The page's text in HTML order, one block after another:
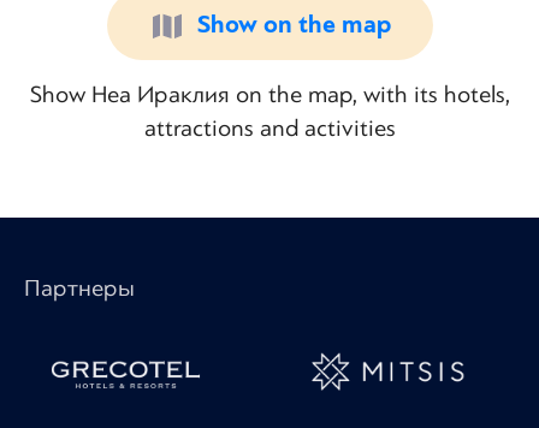
Show on the map
Show Неа Ираклия on the map, with its hotels,
attractions and activities
Партнеры